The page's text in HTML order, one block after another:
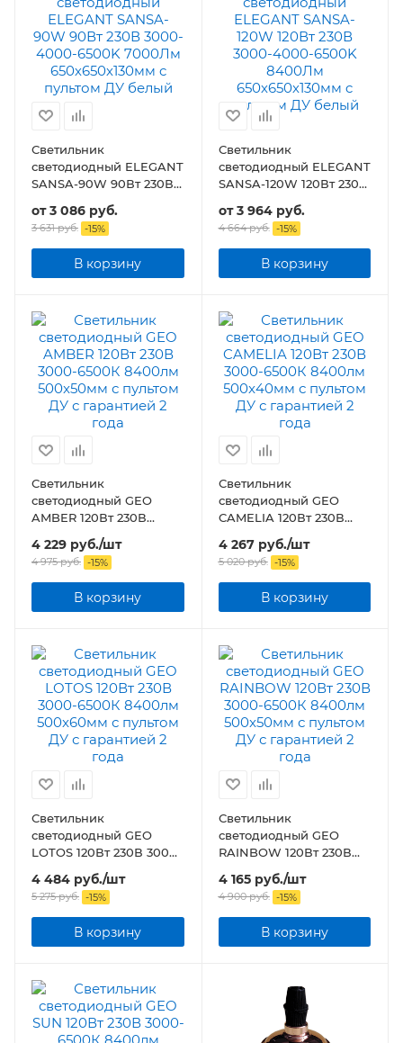
Светильник
светодиодный ELEGANT
SANSA-90W 90Вт 230В
7000Лм 650х650х130мм
c пультом ДУ белый
от3 086 руб.
3 631 руб. -15%
В корзину
Светильник
светодиодный ELEGANT
SANSA-120W 120Вт 230В
8400Лм 650х650х130мм
c пультом ДУ белый
от3 964 руб.
4 664 руб. -15%
В корзину
Светильник
светодиодный GEO
AMBER 120Вт 230В
3000-6500К 8400лм
500x50мм с пультом ДУ
4 229 руб./шт
4 975руб. -15%
В корзину
Светильник
светодиодный GEO
CAMELIA 120Вт 230В
3000-6500К 8400лм
500x40мм с пультом ДУ
4 267руб./шт
5 020руб. -15%
В корзину
Светильник
светодиодный GEO
LOTOS 120Вт 230В 3000-
6500К 8400лм
500x60мм с пультом ДУ
4 484 руб./шт
5 275руб. -15%
В корзину
Светильник
светодиодный GEO
RAINBOW 120Вт 230В
3000-6500К 8400лм
500x50мм с пультом ДУ
4 165руб./шт
4 900руб. -15%
В корзину